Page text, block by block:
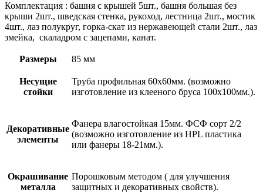
Комплектация : башня с крышей 5шт., башня большая без
крыши 2шт., шведская стенка, рукоход, лестница 2шт., мостик
4шт., лаз полукруг, горка-скат из нержавеющей стали 2шт., лаз
змейка, скаладром с зацепами, канат.
Размеры 85 мм
Несущие
стойки
Труба профильная 60х60мм. (возможно
изготовление из клееного бруса 100х100мм.).
Декоративные
элементы
Фанера влагостойкая 15мм. ФСФ сорт 2/2
(возможно изготовление из HPL пластика
или фанеры 18-21мм.).
Окрашивание
металла
Порошковым методом ( для улучшения
защитных и декоративных свойств).